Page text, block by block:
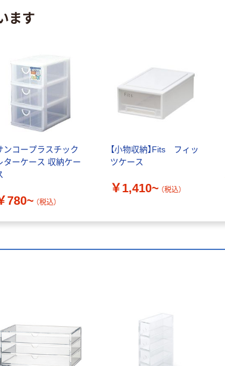
ます
ンコープラスチック
ターケース 収納ケー
780~ （税込）
【小物収納】Fits フィッ
ツケース
￥1,410~ （税込）